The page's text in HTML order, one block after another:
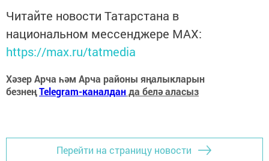
Читайте новости Татарстана в
национальном мессенджере MАХ:
https://max.ru/tatmedia
Хәзер Арча һәм Арча районы яңалыкларын
безнеңTelegram-каналданда белә аласыз
Перейти на страницу новости